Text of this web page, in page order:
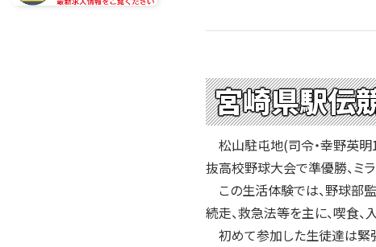
2008年
宮崎県駅伝
松山駐屯地(司令・幸野英
抜高校野球大会で準優勝、ミ
この生活体験では、野球部
続走、救急法等を主に、喫食
初めて参加した生徒達は緊